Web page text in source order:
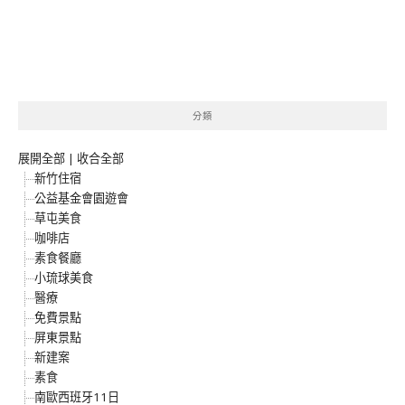
分類
展開全部 | 收合全部
新竹住宿
公益基金會園遊會
草屯美食
咖啡店
素食餐廳
小琉球美食
醫療
免費景點
屏東景點
新建案
素食
南歐西班牙11日